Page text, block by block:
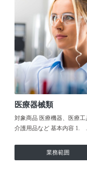
医療器械類
対象商品 医療機器、医療工
介護用品など 基本内容 1.
業務範囲